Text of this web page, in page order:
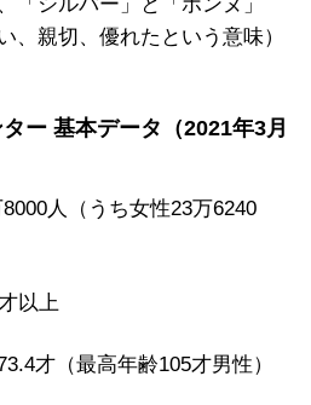
、親切、優れたという意味）
ー 基本データ（2021年3月
人（うち女性23万6240
以上
才（最高年齢105才男性）